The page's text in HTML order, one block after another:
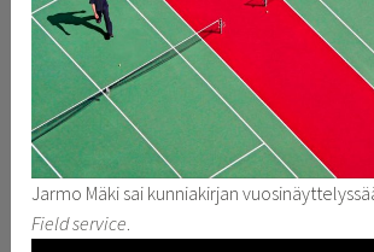
Jarmo Mäki sai kunniakirjan
Field service.